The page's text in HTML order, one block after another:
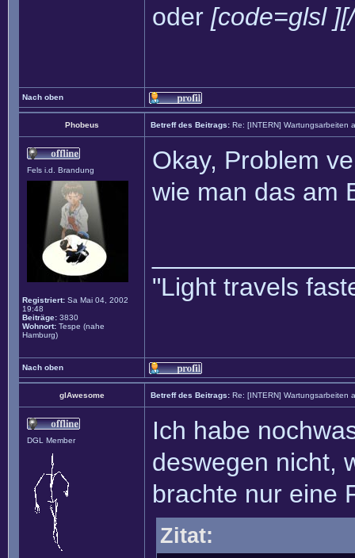
oder [code=glsl
Nach oben
Phobeus Betreff des Beitrags: Re: [INTERN] Wartungsarbeiten
Fels i.d. Brandung
Registriert: Sa Mai 04, 2002
19:48
Beiträge: 3830
Wohnort: Tespe (nahe
Hamburg)
Okay, Problem
wie man das am
"Light travels
Nach oben
glAwesome Betreff des Beitrags: Re: [INTERN] Wartungsarbeiten
DGL Member
Ich habe
deswegen nicht,
brachte nur eine
Zitat: